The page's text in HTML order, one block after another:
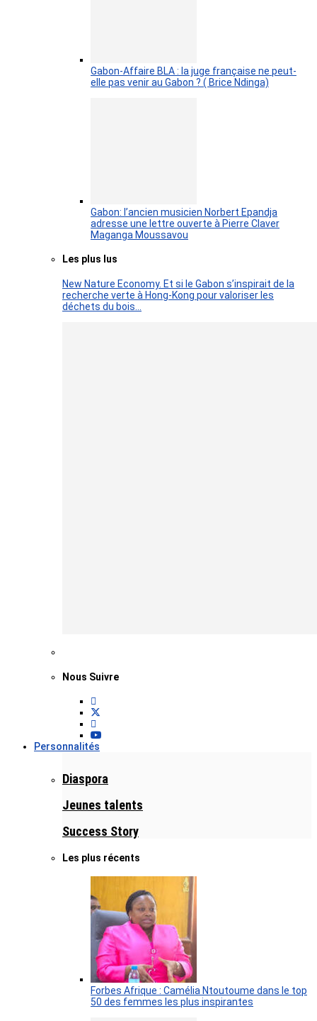
Gabon-Affaire BLA : la juge française ne peut-
elle pas venir au Gabon ? ( Brice Ndinga)
Gabon: l’ancien musicien Norbert Epandja
adresse une lettre ouverte à Pierre Claver
Maganga Moussavou
Les plus lus
New Nature Economy. Et si le Gabon s’inspirait de la
recherche verte à Hong-Kong pour valoriser les
déchets du bois…
Nous Suivre
Personnalités
Diaspora
Jeunes talents
Success Story
Les plus récents
Forbes Afrique : Camélia Ntoutoume dans le top
50 des femmes les plus inspirantes